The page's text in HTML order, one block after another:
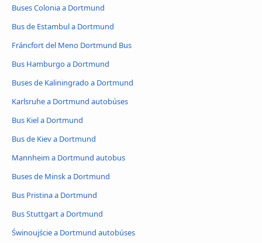
Buses Colonia a Dortmund
Bus de Estambul a Dortmund
Fráncfort del Meno Dortmund Bus
Bus Hamburgo a Dortmund
Buses de Kaliningrado a Dortmund
Karlsruhe a Dortmund autobúses
Bus Kiel a Dortmund
Bus de Kiev a Dortmund
Mannheim a Dortmund autobus
Buses de Minsk a Dortmund
Bus Pristina a Dortmund
Bus Stuttgart a Dortmund
Świnoujście a Dortmund autobúses